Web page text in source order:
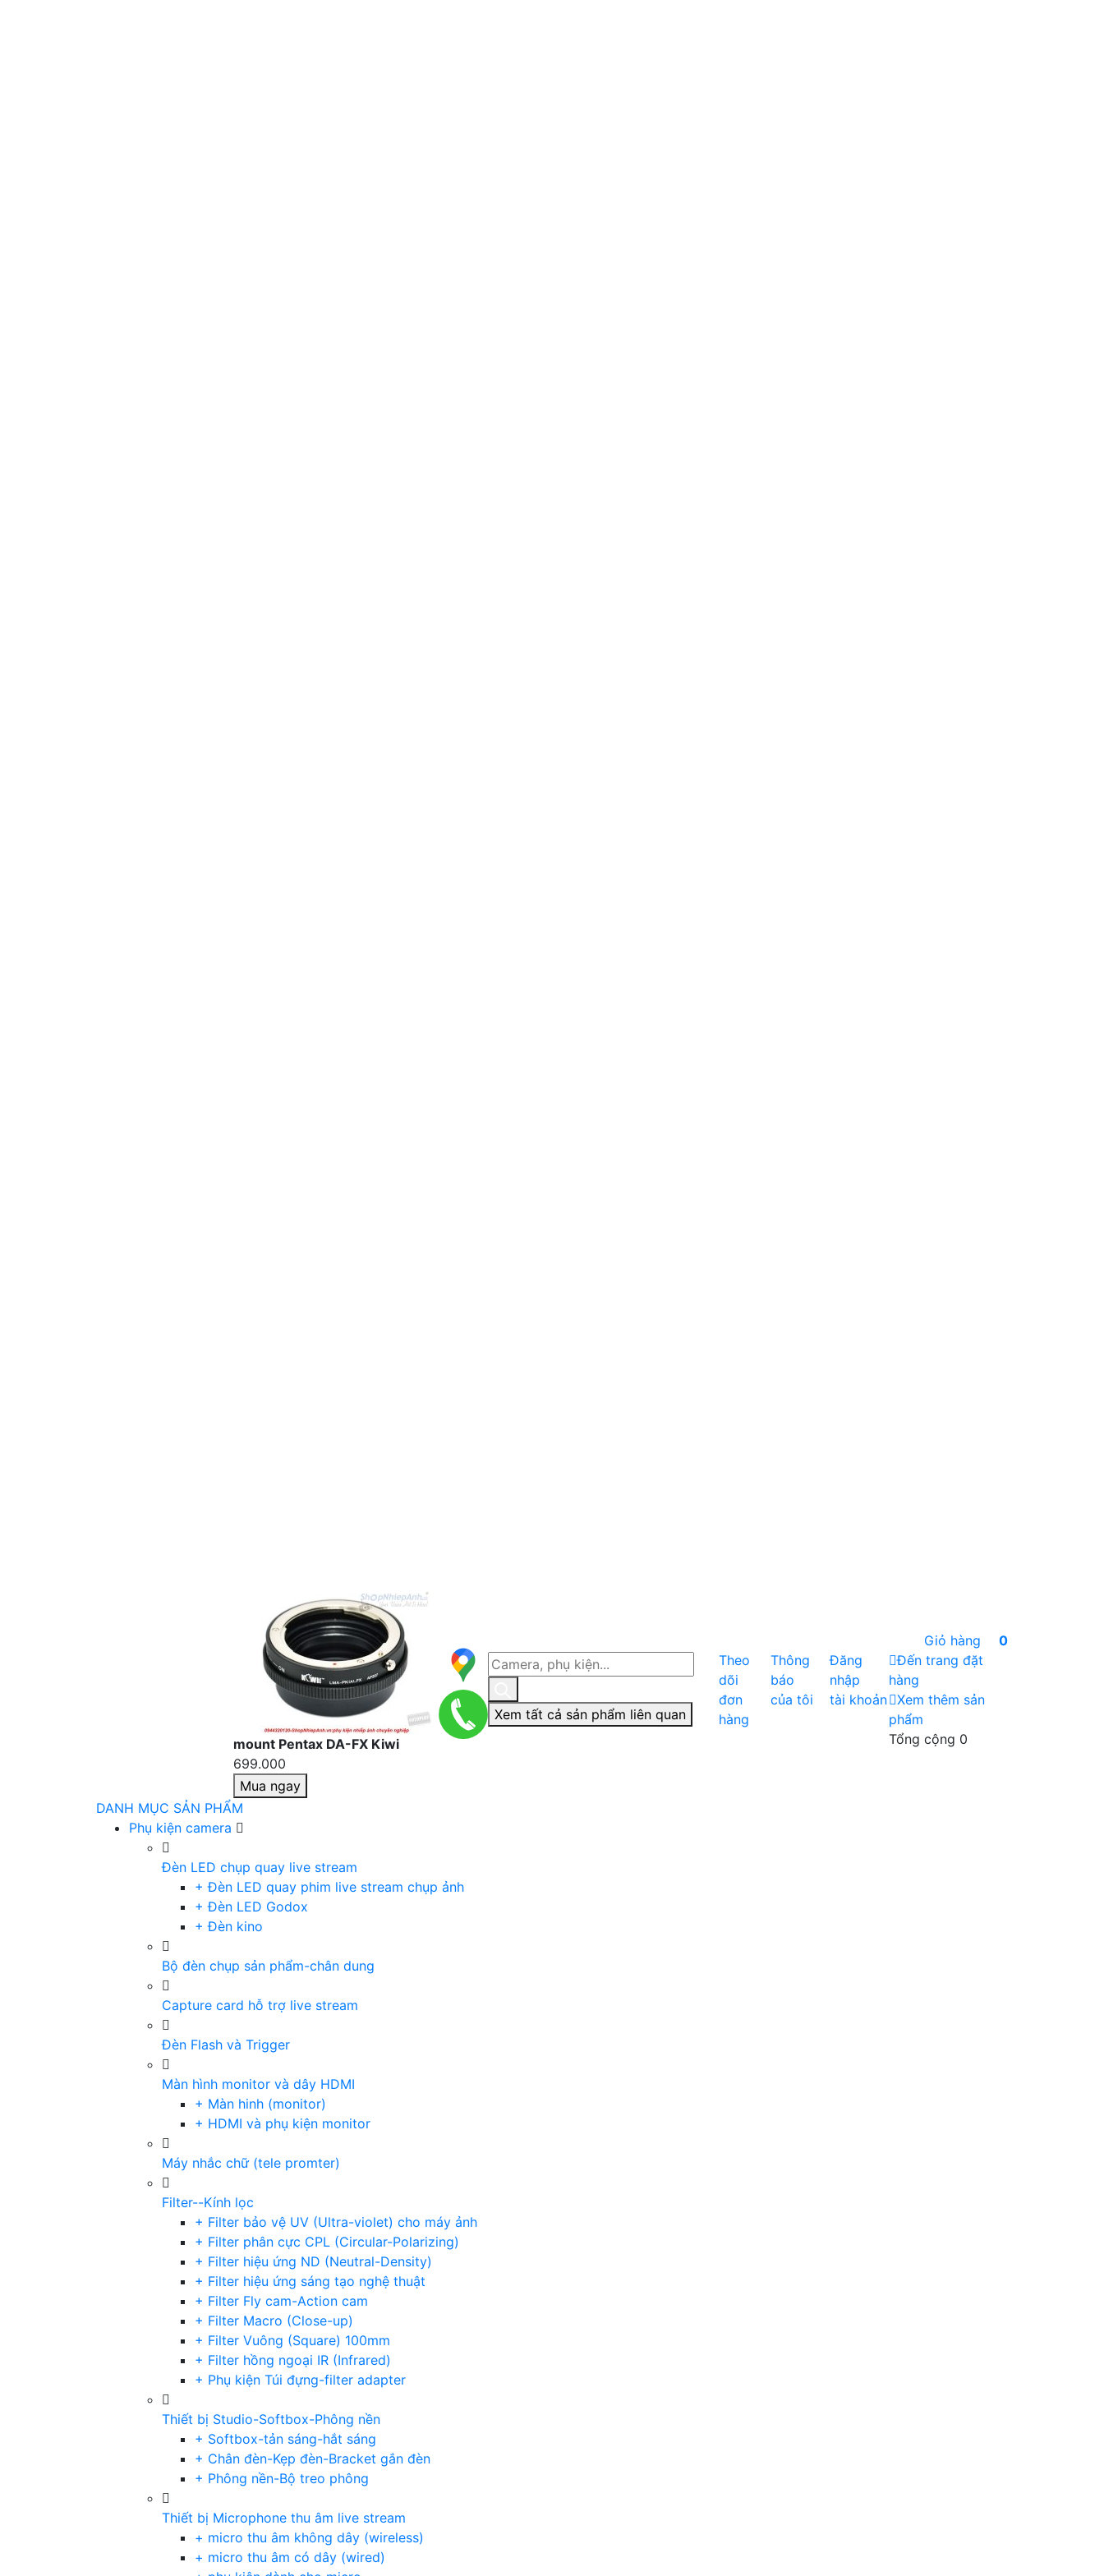
mount Pentax DA-FX Kiwi
699.000
Mua ngay
Xem tất cả sản phẩm liên quan
Theo
dõi
đơn
hàng
Thông
báo
của tôi
Đăng
nhập
tài khoản
Giỏ hàng
0
Đến trang đặt
hàng
Xem thêm sản
phẩm
Tổng cộng 0
DANH MỤC SẢN PHẨM
Phụ kiện camera
Đèn LED chụp quay live stream
+ Đèn LED quay phim live stream chụp ảnh
+ Đèn LED Godox
+ Đèn kino
Bộ đèn chụp sản phẩm-chân dung
Capture card hỗ trợ live stream
Đèn Flash và Trigger
Màn hình monitor và dây HDMI
+ Màn hinh (monitor)
+ HDMI và phụ kiện monitor
Máy nhắc chữ (tele promter)
Filter--Kính lọc
+ Filter bảo vệ UV (Ultra-violet) cho máy ảnh
+ Filter phân cực CPL (Circular-Polarizing)
+ Filter hiệu ứng ND (Neutral-Density)
+ Filter hiệu ứng sáng tạo nghệ thuật
+ Filter Fly cam-Action cam
+ Filter Macro (Close-up)
+ Filter Vuông (Square) 100mm
+ Filter hồng ngoại IR (Infrared)
+ Phụ kiện Túi đựng-filter adapter
Thiết bị Studio-Softbox-Phông nền
+ Softbox-tản sáng-hắt sáng
+ Chân đèn-Kẹp đèn-Bracket gắn đèn
+ Phông nền-Bộ treo phông
Thiết bị Microphone thu âm live stream
+ micro thu âm không dây (wireless)
+ micro thu âm có dây (wired)